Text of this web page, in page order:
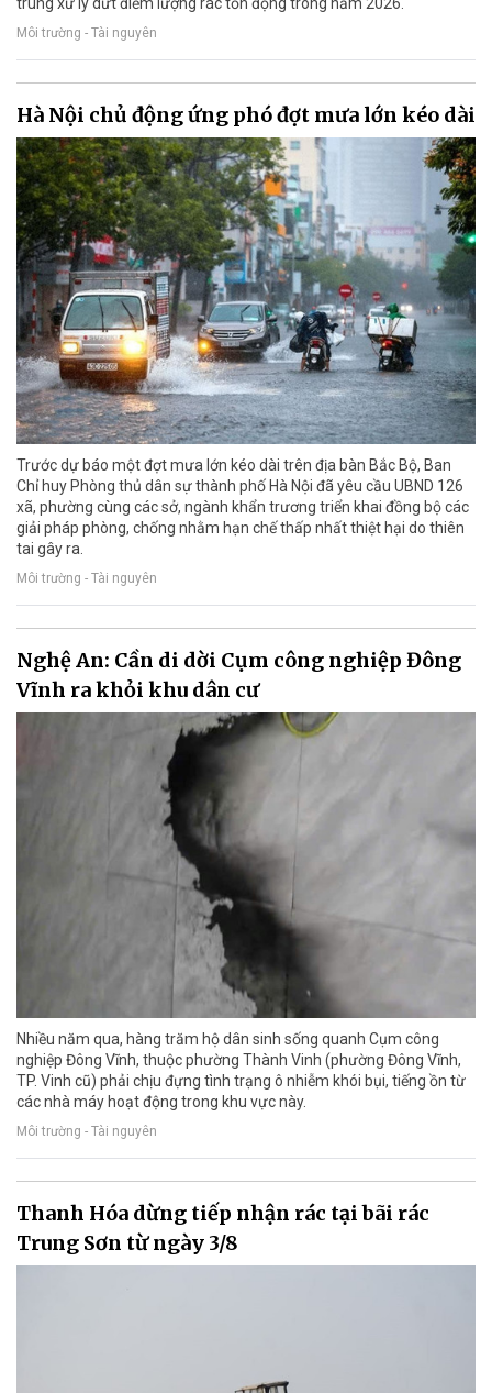
Môi trường - Tài nguyên
Hà Nội chủ động ứng phó đợt mưa lớn kéo dài
Trước dự báo một đợt mưa lớn kéo dài trên địa bàn Bắc Bộ, Ban
Chỉ huy Phòng thủ dân sự thành phố Hà Nội đã yêu cầu UBND 126
xã, phường cùng các sở, ngành khẩn trương triển khai đồng bộ các
giải pháp phòng, chống nhằm hạn chế thấp nhất thiệt hại do thiên
tai gây ra.
Môi trường - Tài nguyên
Nghệ An: Cần di dời Cụm công nghiệp Đông
Vĩnh ra khỏi khu dân cư
Nhiều năm qua, hàng trăm hộ dân sinh sống quanh Cụm công
nghiệp Đông Vĩnh, thuộc phường Thành Vinh (phường Đông Vĩnh,
TP. Vinh cũ) phải chịu đựng tình trạng ô nhiễm khói bụi, tiếng ồn từ
các nhà máy hoạt động trong khu vực này.
Môi trường - Tài nguyên
Thanh Hóa dừng tiếp nhận rác tại bãi rác
Trung Sơn từ ngày 3/8